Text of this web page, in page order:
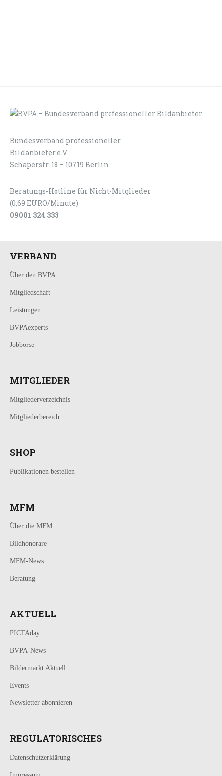
Bundesverband professioneller
Bildanbieter e.V.
Schaperstr. 18 – 10719 Berlin
Beratungs-Hotline für Nicht-Mitglieder
(0,69 EURO/Minute)
09001 324 333
VERBAND
Über den BVPA
Mitgliedschaft
Leistungen
BVPAexperts
Jobbörse
MITGLIEDER
Mitgliederverzeichnis
Mitgliederbereich
SHOP
Publikationen bestellen
MFM
Über die MFM
Bildhonorare
MFM-News
Beratung
AKTUELL
PICTAday
BVPA-News
Bildermarkt Aktuell
Events
Newsletter abonnieren
REGULATORISCHES
Datenschutzerklärung